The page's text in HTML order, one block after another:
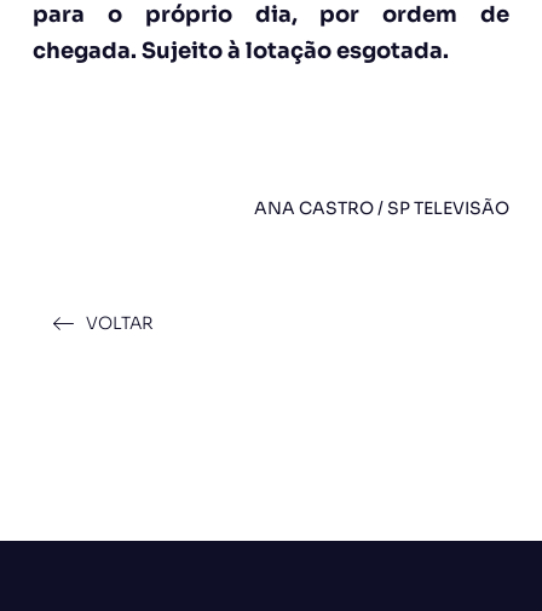
para o próprio dia, por ordem de
chegada. Sujeito à lotação esgotada.
ANA CASTRO / SP TELEVISÃO
VOLTAR